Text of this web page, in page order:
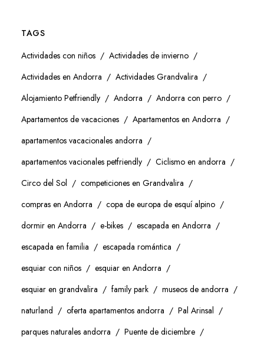
TAGS
Actividades con niños
Actividades de invierno
Actividades en Andorra
Actividades Grandvalira
Alojamiento Petfriendly
Andorra
Andorra con perro
Apartamentos de vacaciones
Apartamentos en Andorra
apartamentos vacacionales andorra
apartamentos vacionales petfriendly
Ciclismo en andorra
Circo del Sol
competiciones en Grandvalira
compras en Andorra
copa de europa de esquí alpino
dormir en Andorra
e-bikes
escapada en Andorra
escapada en familia
escapada romántica
esquiar con niños
esquiar en Andorra
esquiar en grandvalira
family park
museos de andorra
naturland
oferta apartamentos andorra
Pal Arinsal
parques naturales andorra
Puente de diciembre